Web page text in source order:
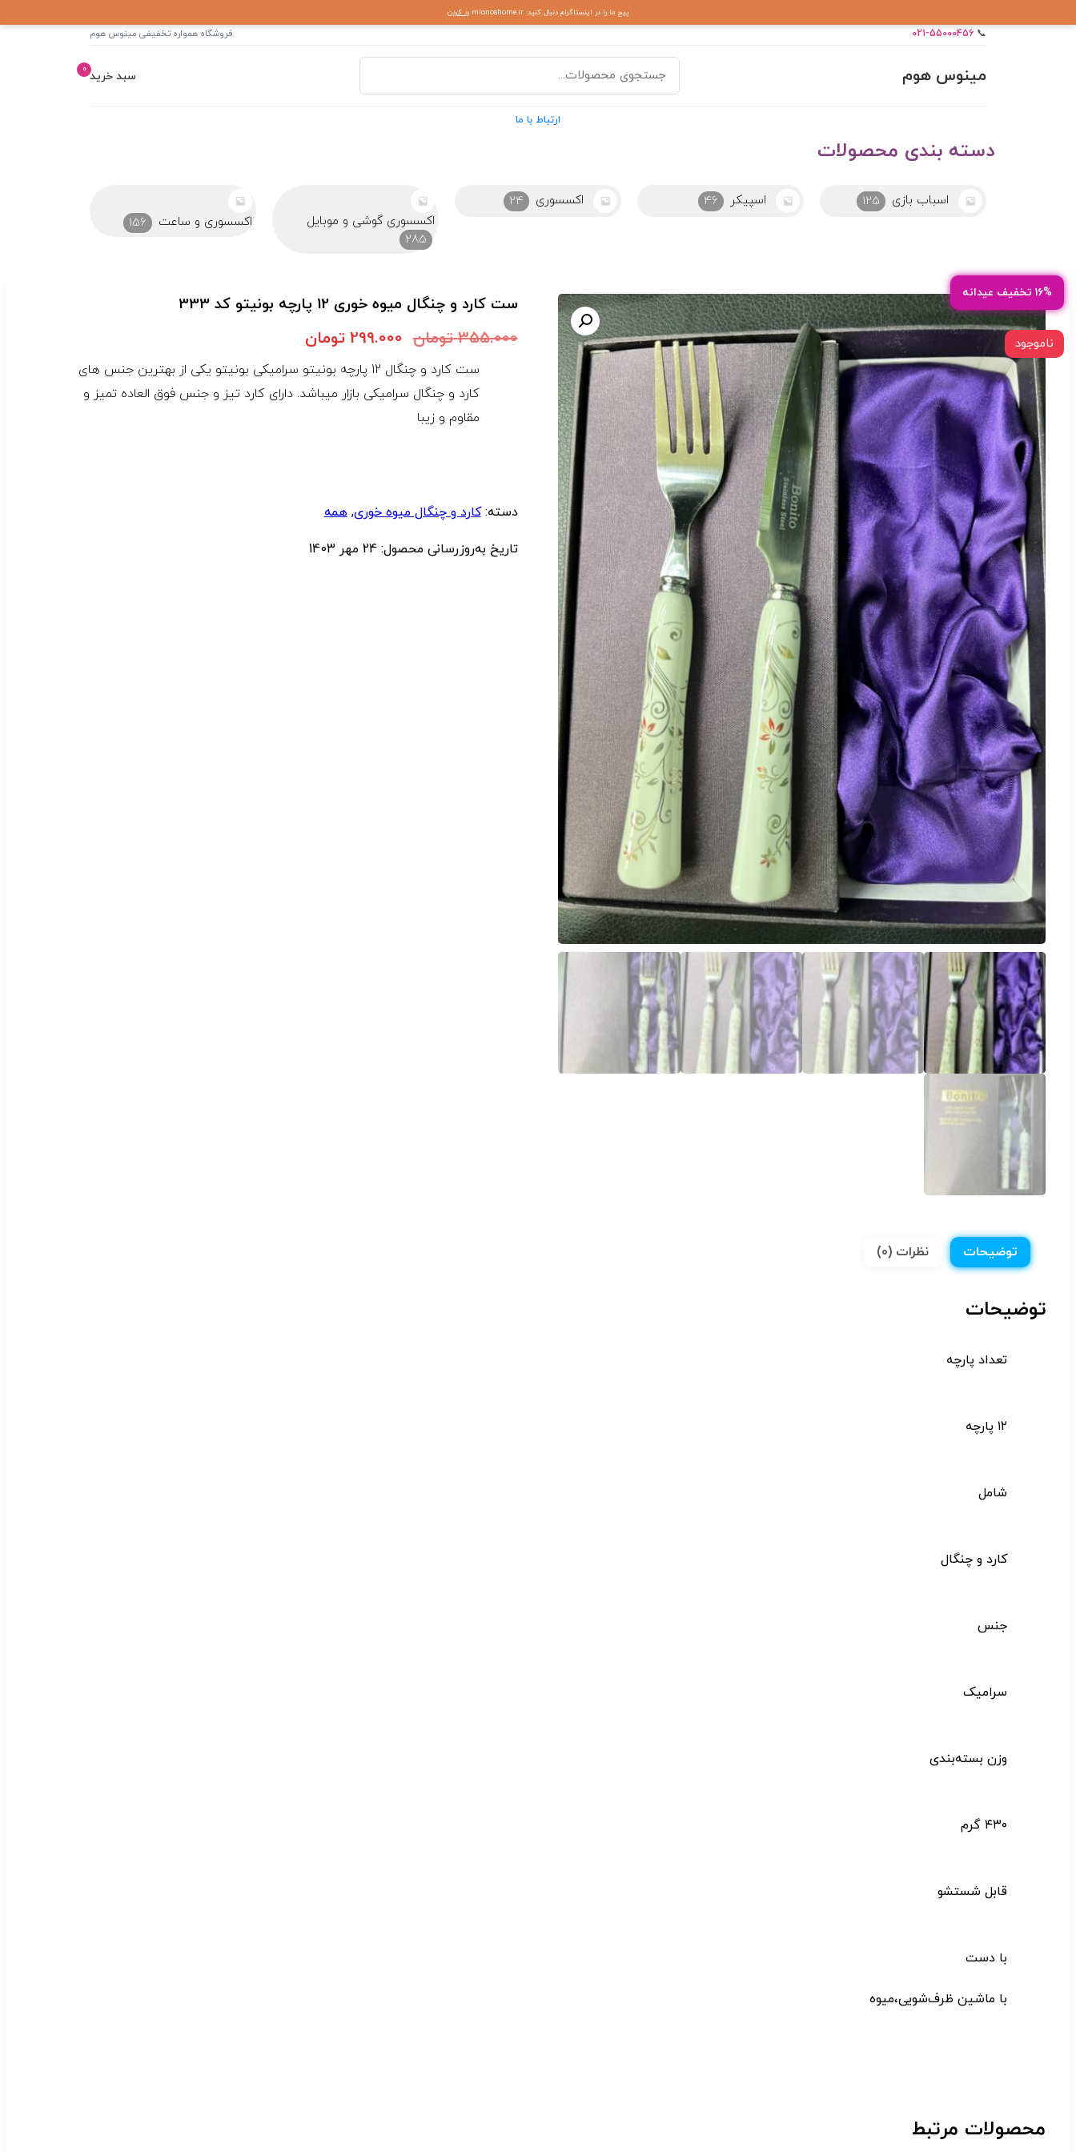
پیج ما را در اینستاگرام دنبال کنید: mionoshome.ir رد کردن
📞
021-55000456 فروشگاه همواره تخفیفی مینوس هوم
مینوس هوم 0 سبد خرید
ارتباط با ما
دسته بندی محصولات
اسپیکر 46 اکسسوری
24
اکسسوری و ساعت 156
۱۶% تخفیف عیدانه
ست کارد و چنگال میوه خوری 12 پارچه بونیتو کد 333
355.000 تومان 299.000 تومان
ست کارد و چنگال 12 پارچه بونیتو سرامیکی بونیتو یکی از بهترین جنس های
کارد و چنگال سرامیکی بازار میباشد. دارای کارد تیز و جنس فوق العاده تمیز و
مقاوم و زیبا
ناموجود
دسته:کارد و چنگال میوه خوری,همه
تاریخ به‌روزرسانی محصول: 24 مهر 1403
توضیحات نظرات (0)
توضیحات
تعداد پارچه
۱۲ پارچه
شامل
کارد و چنگال
جنس
سرامیک
وزن بسته‌بندی
۴۳۰ گرم
قابل شستشو
با دست
با ماشین ظرف‌شویی،میوه
محصولات مرتبط